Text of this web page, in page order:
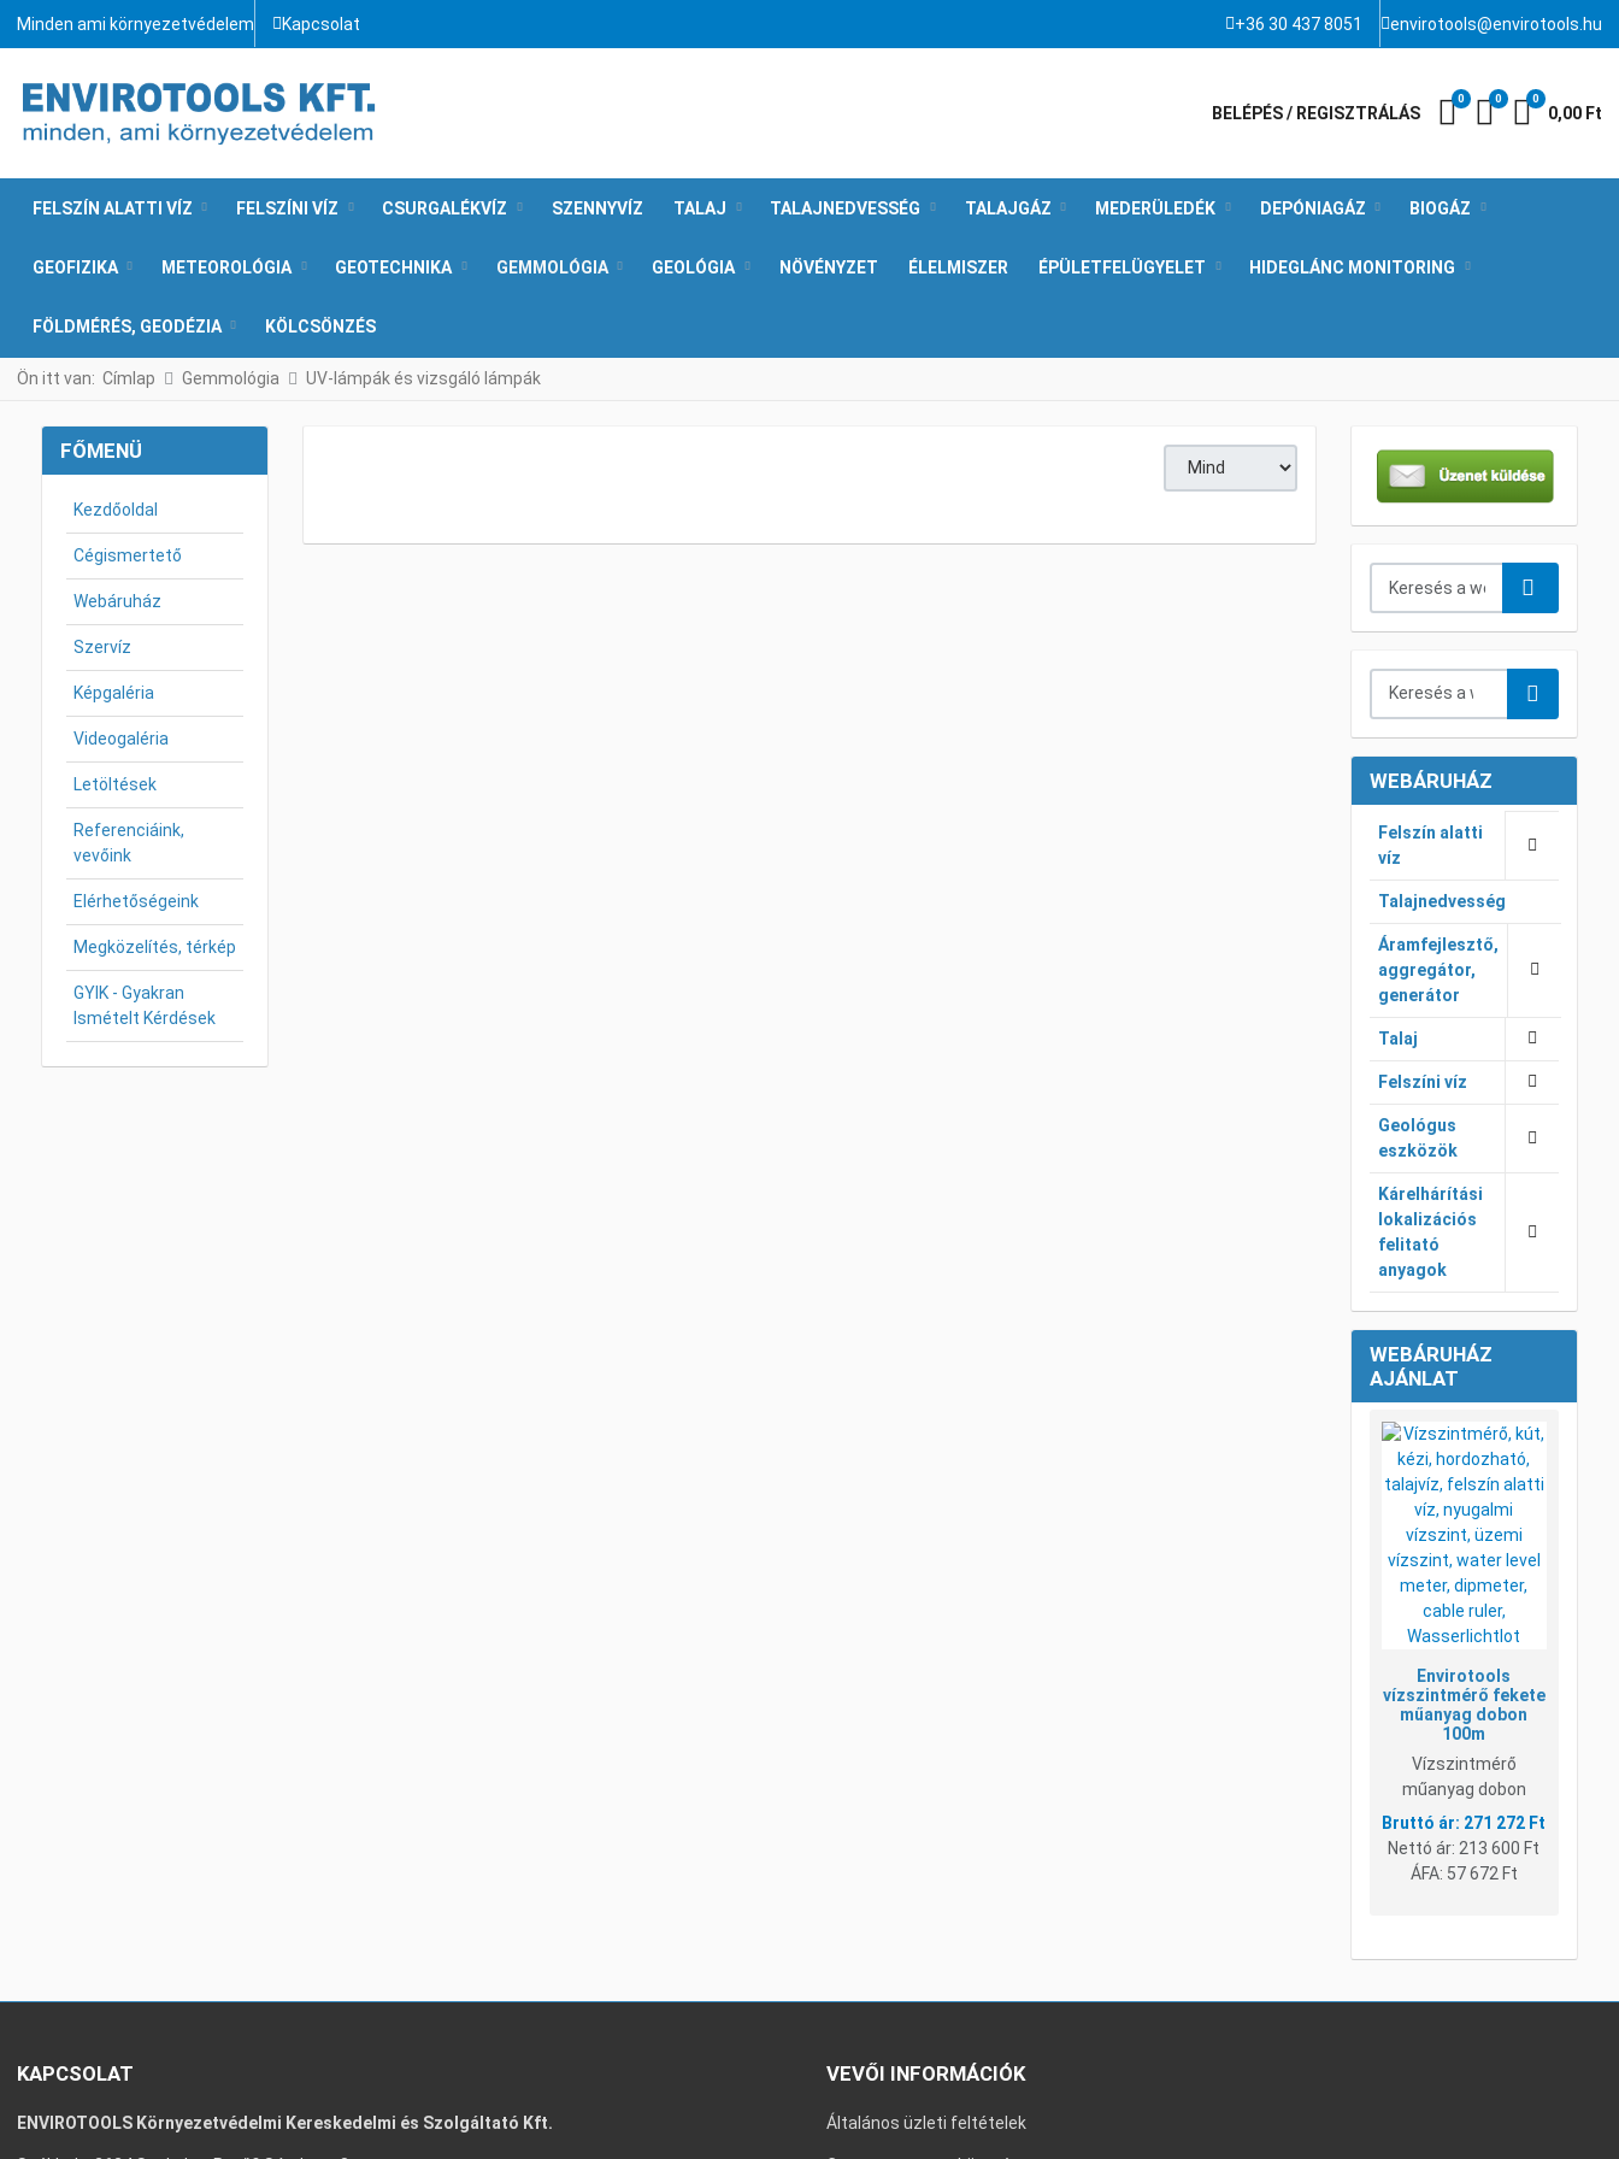
Minden ami környezetvédelem Kapcsolat +36 30 437 8051 envirotools@envirotools.hu
BELÉPÉS / REGISZTRÁLÁS Kívánságlista
0 0 Kosár
0
0,00 Ft
FELSZÍN ALATTI VÍZ FELSZÍNI VÍZ CSURGALÉKVÍZ SZENNYVÍZ TALAJ TALAJNEDVESSÉG TALAJGÁZ MEDERÜLEDÉK DEPÓNIAGÁZ BIOGÁZ
GEOFIZIKA METEOROLÓGIA GEOTECHNIKA GEMMOLÓGIA GEOLÓGIA NÖVÉNYZET ÉLELMISZER ÉPÜLETFELÜGYELET HIDEGLÁNC MONITORING
FÖLDMÉRÉS, GEODÉZIA KÖLCSÖNZÉS
Ön itt van: Címlap Gemmológia UV-lámpák és vizsgáló lámpák
FŐMENÜ
Kezdőoldal
Cégismertető
Webáruház
Szervíz
Képgaléria
Videogaléria
Letöltések
Referenciáink,
vevőink
Elérhetőségeink
Megközelítés, térkép
GYIK - Gyakran
Ismételt Kérdések
WEBÁRUHÁZ
Felszín alatti
víz
Talajnedvesség
Áramfejlesztő,
aggregátor,
generátor
Talaj
Felszíni víz
Geológus
eszközök
Kárelhárítási
lokalizációs
felitató
anyagok
WEBÁRUHÁZ
AJÁNLAT
Envirotools
vízszintmérő fekete
műanyag dobon
100m
Vízszintmérő
műanyag dobon
271 272 Ft
Nettó ár: 213 600 Ft
ÁFA: 57 672 Ft
KAPCSOLAT
ENVIROTOOLS Környezetvédelmi Kereskedelmi és Szolgáltató Kft.
VEVŐI INFORMÁCIÓK
Általános üzleti feltételek